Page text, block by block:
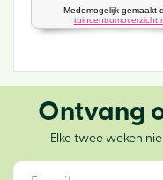
Ontvang
Elke twee weken